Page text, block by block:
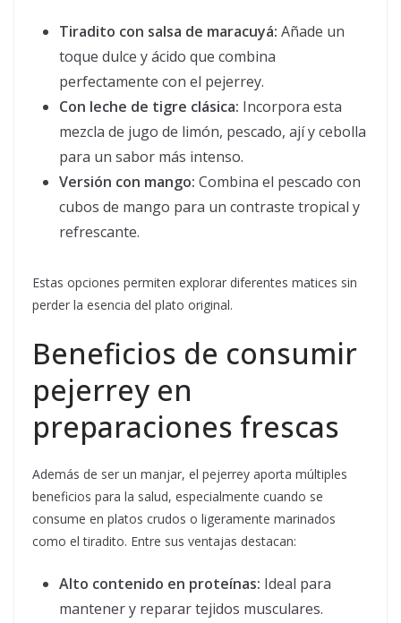
Tiradito con salsa de maracuyá: Añade un
toque dulce y ácido que combina
perfectamente con el pejerrey.
Con leche de tigre clásica: Incorpora esta
mezcla de jugo de limón, pescado, ají y cebolla
para un sabor más intenso.
Versión con mango: Combina el pescado con
cubos de mango para un contraste tropical y
refrescante.
Estas opciones permiten explorar diferentes matices sin
perder la esencia del plato original.
Beneficios de consumir
pejerrey en
preparaciones frescas
Además de ser un manjar, el pejerrey aporta múltiples
beneficios para la salud, especialmente cuando se
consume en platos crudos o ligeramente marinados
como el tiradito. Entre sus ventajas destacan:
Alto contenido en proteínas: Ideal para
mantener y reparar tejidos musculares.